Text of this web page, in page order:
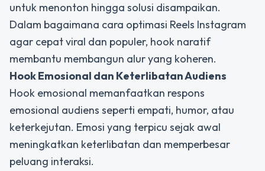
untuk menonton hingga solusi disampaikan.
Dalam bagaimana cara optimasi Reels Instagram
agar cepat viral dan populer, hook naratif
membantu membangun alur yang koheren.
Hook Emosional dan Keterlibatan Audiens
Hook emosional memanfaatkan respons
emosional audiens seperti empati, humor, atau
keterkejutan. Emosi yang terpicu sejak awal
meningkatkan keterlibatan dan memperbesar
peluang interaksi.